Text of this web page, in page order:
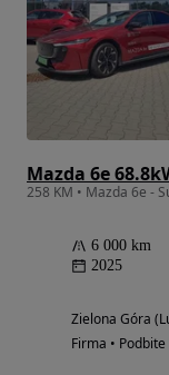
Mazda 6e
258 KM • Mazda 6e -
6 000 km
2025
Zielona Góra
Firma • Podbite